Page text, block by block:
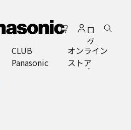
ロ
グ
イ
ン
CLUB
Panasonic
オンライン
ストア